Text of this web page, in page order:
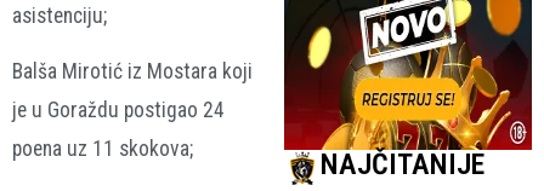
asistenciju;
Balša Mirotić iz Mostara koji
je u Goraždu postigao 24
poena uz 11 skokova;
NAJČITANIJE